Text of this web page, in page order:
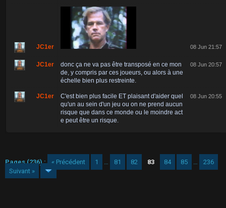
JC1er 08 Jun 21:57
JC1er
donc ça ne va pas être transposé en ce mon
de, y compris par ces joueurs, ou alors à une
échelle bien plus restreinte.
08 Jun 20:57
JC1er
C'est bien plus facile ET plaisant d'aider quel
qu'un au sein d'un jeu ou on ne prend aucun
risque que dans ce monde ou le moindre act
e peut être un risque.
08 Jun 20:55
Pages (236) : « Précédent 1 81 82 83 84 85
236
Suivant »